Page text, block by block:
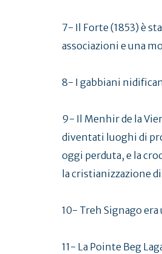
7- Il Forte (1853) è
associazioni e una
8- I gabbiani
9- Il Menhir de la
diventati luoghi di
oggi perduta, e la
la cristianizzazione
10- Treh Signago
11- La Pointe Beg